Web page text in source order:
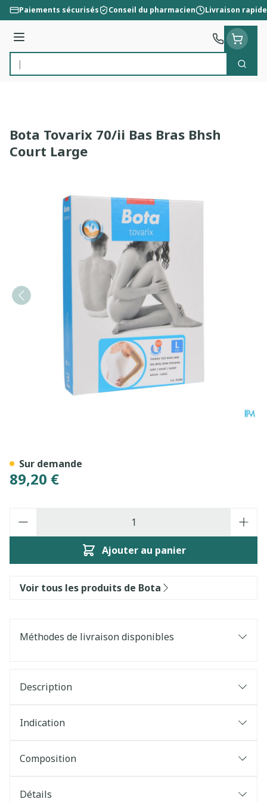
Aller au contenu
Paiements sécurisés Conseil du pharmacien Livraison rapide
Menu
Rechercher
Bota Tovarix 70/ii Bas Bras Bhsh
Court Large
89,20 €
Ajouter au panier
Sur demande
Voir tous les produits de Bota
Méthodes de livraison disponibles
Description
Indication
Composition
Détails